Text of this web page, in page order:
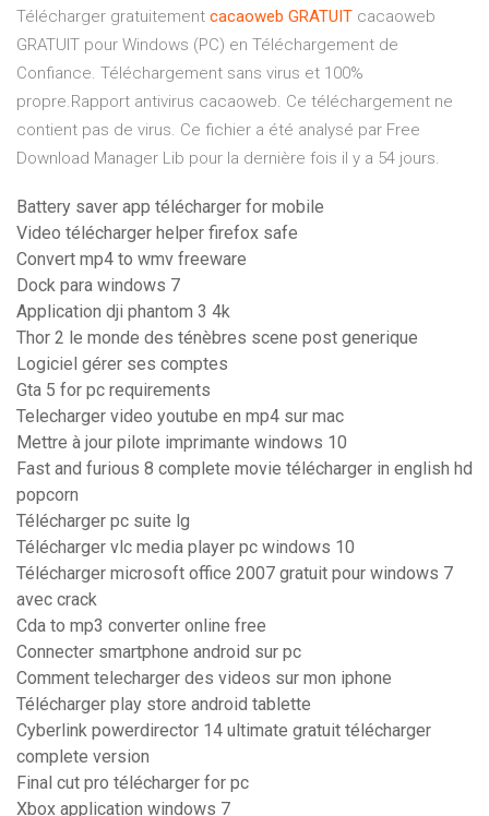
Télécharger gratuitement cacaoweb GRATUIT cacaoweb
GRATUIT pour Windows (PC) en Téléchargement de
Confiance. Téléchargement sans virus et 100%
propre.Rapport antivirus cacaoweb. Ce téléchargement ne
contient pas de virus. Ce fichier a été analysé par Free
Download Manager Lib pour la dernière fois il y a 54 jours.
Battery saver app télécharger for mobile
Video télécharger helper firefox safe
Convert mp4 to wmv freeware
Dock para windows 7
Application dji phantom 3 4k
Thor 2 le monde des ténèbres scene post generique
Logiciel gérer ses comptes
Gta 5 for pc requirements
Telecharger video youtube en mp4 sur mac
Mettre à jour pilote imprimante windows 10
Fast and furious 8 complete movie télécharger in english hd
popcorn
Télécharger pc suite lg
Télécharger vlc media player pc windows 10
Télécharger microsoft office 2007 gratuit pour windows 7
avec crack
Cda to mp3 converter online free
Connecter smartphone android sur pc
Comment telecharger des videos sur mon iphone
Télécharger play store android tablette
Cyberlink powerdirector 14 ultimate gratuit télécharger
complete version
Final cut pro télécharger for pc
Xbox application windows 7